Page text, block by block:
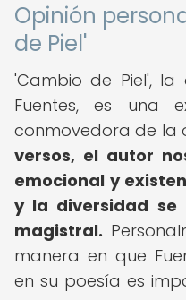
Opinión
de Piel'
'Cambio de Piel',
Fuentes, es una
conmovedora de la
versos, el autor
emocional y
y la diversidad se
magistral.
manera en que
en su poesía es